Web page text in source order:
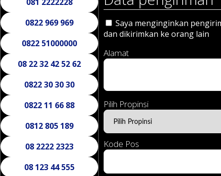
0822 969 969
0822 51000000
08 22 32 42 52 62
0822 30 30 30
0822 11 66 88
0812 805 189
08 2222 2323
08 123 44 555
Saya menginginkan
dan dikirimkan ke orang lain
Alamat
Pilih Propinsi
Kode Pos